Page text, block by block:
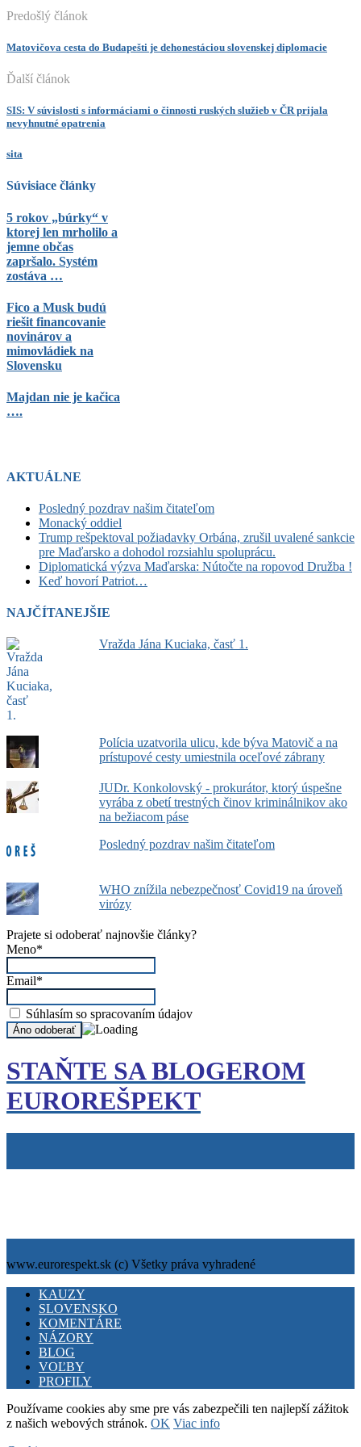
Predošlý článok
Matovičova cesta do Budapešti je dehonestáciou slovenskej diplomacie
Ďalší článok
SIS: V súvislosti s informáciami o činnosti ruských služieb v ČR prijala
nevyhnutné opatrenia
sita
Súvisiace články
5 rokov „búrky“ v
ktorej len mrholilo a
jemne občas
zapršalo. Systém
zostáva …
Fico a Musk budú
riešit financovanie
novinárov a
mimovládiek na
Slovensku
Majdan nie je kačica
….
AKTUÁLNE
Posledný pozdrav našim čitateľom
Monacký oddiel
Trump rešpektoval požiadavky Orbána, zrušil uvalené sankcie
pre Maďarsko a dohodol rozsiahlu spoluprácu.
Diplomatická výzva Maďarska: Nútočte na ropovod Družba !
Keď hovorí Patriot…
NAJČÍTANEJŠIE
Vražda Jána Kuciaka, časť 1.
Polícia uzatvorila ulicu, kde býva Matovič a na
prístupové cesty umiestnila oceľové zábrany
JUDr. Konkolovský - prokurátor, ktorý úspešne
vyrába z obetí trestných činov kriminálnikov ako
na bežiacom páse
Posledný pozdrav našim čitateľom
WHO znížila nebezpečnosť Covid19 na úroveň
virózy
Prajete si odoberať najnovšie články?
Meno*
Email*
Súhlasím so spracovaním údajov
STAŇTE SA BLOGEROM
EUROREŠPEKT
www.eurorespekt.sk (c) Všetky práva vyhradené
Facebook
Twitter
YoutubeKAUZY
SLOVENSKO
KOMENTÁRE
NÁZORY
BLOG
VOĽBY
PROFILY
Používame cookies aby sme pre vás zabezpečili ten najlepší zážitok
z našich webových stránok. OK Viac info